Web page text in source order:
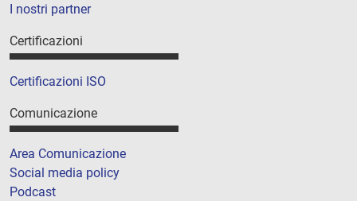
I nostri partner
Certificazioni
Certificazioni ISO
Comunicazione
Area Comunicazione
Social media policy
Podcast